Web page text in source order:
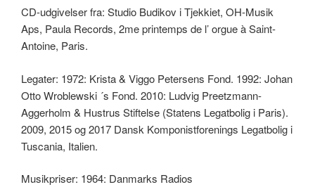
CD-udgivelser fra: Studio Budikov i Tjekkiet, OH-Musik
Aps, Paula Records, 2me printemps de l’ orgue à Saint-
Antoine, Paris.
Legater: 1972: Krista & Viggo Petersens Fond. 1992: Johan
Otto Wroblewski ´s Fond. 2010: Ludvig Preetzmann-
Aggerholm & Hustrus Stiftelse (Statens Legatbolig i Paris).
2009, 2015 og 2017 Dansk Komponistforenings Legatbolig i
Tuscania, Italien.
Musikpriser: 1964: Danmarks Radios